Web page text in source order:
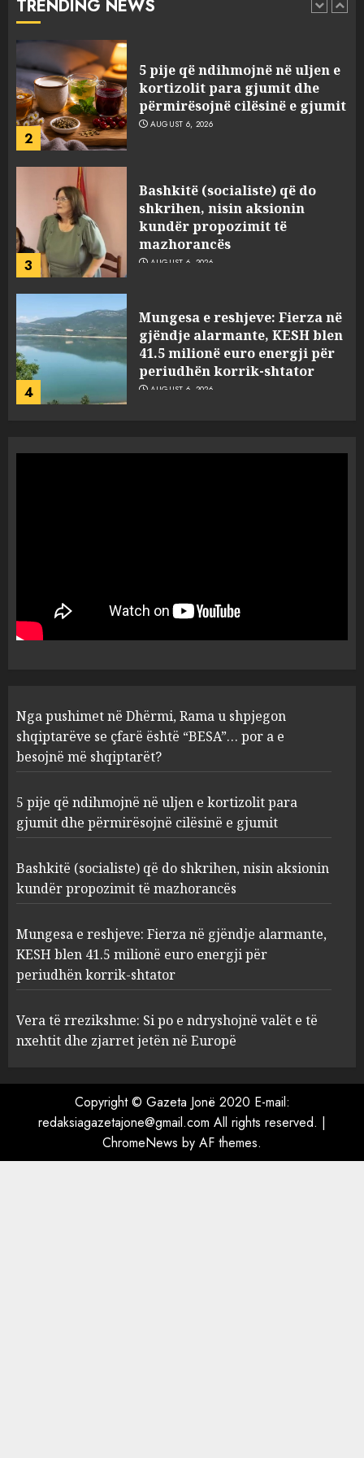
TRENDING NEWS
2
3
Bashkitë (socialiste) që do
shkrihen, nisin aksionin
kundër propozimit të
mazhorancës
4
Mungesa e reshjeve: Fierza në
gjëndje alarmante, KESH blen
41.5 milionë euro energji për
periudhën korrik-shtator
AUGUST 6, 2026
5
Vera të rrezikshme: Si po e
ndryshojnë valët e të nxehtit
dhe zjarret jetën në Europë
AUGUST 6, 2026
2
përmirësojnë cilësinë e gjumit
3
shkrihen, nisin aksionin
kundër propozimit të
mazhorancës
AUGUST 6, 2026
4
Mungesa e reshjeve: Fierza në
gjëndje alarmante, KESH blen
41.5 milionë euro energji për
periudhën korrik-shtator
AUGUST 6, 2026
5
Vera të rrezikshme: Si po e
ndryshojnë valët e të nxehtit
dhe zjarret jetën në Europë
AUGUST 6, 2026
Nga pushimet në Dhërmi, Rama u shpjegon
shqiptarëve se çfarë është “BESA”… por a e
besojnë më shqiptarët?
5 pije që ndihmojnë në uljen e kortizolit para
gjumit dhe përmirësojnë cilësinë e gjumit
Bashkitë (socialiste) që do shkrihen, nisin aksionin
kundër propozimit të mazhorancës
Mungesa e reshjeve: Fierza në gjëndje alarmante,
KESH blen 41.5 milionë euro energji për
periudhën korrik-shtator
Vera të rrezikshme: Si po e ndryshojnë valët e të
nxehtit dhe zjarret jetën në Europë
Copyright © Gazeta Jonë 2020 E-mail:
redaksiagazetajone@gmail.com All rights reserved. |
ChromeNews by AF themes.